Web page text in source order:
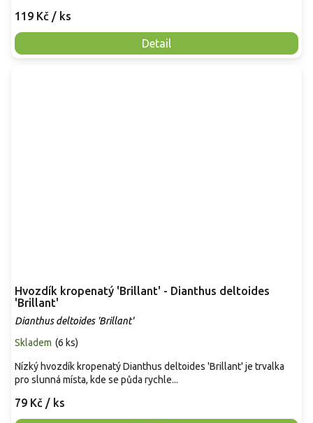
119 Kč / ks
Detail
Hvozdík kropenatý 'Brillant' - Dianthus deltoides
'Brillant'
Dianthus deltoides 'Brillant'
Skladem (6 ks)
79 Kč / ks
Nízký hvozdík kropenatý Dianthus deltoides 'Brillant' je trvalka
pro slunná místa, kde se půda rychle...